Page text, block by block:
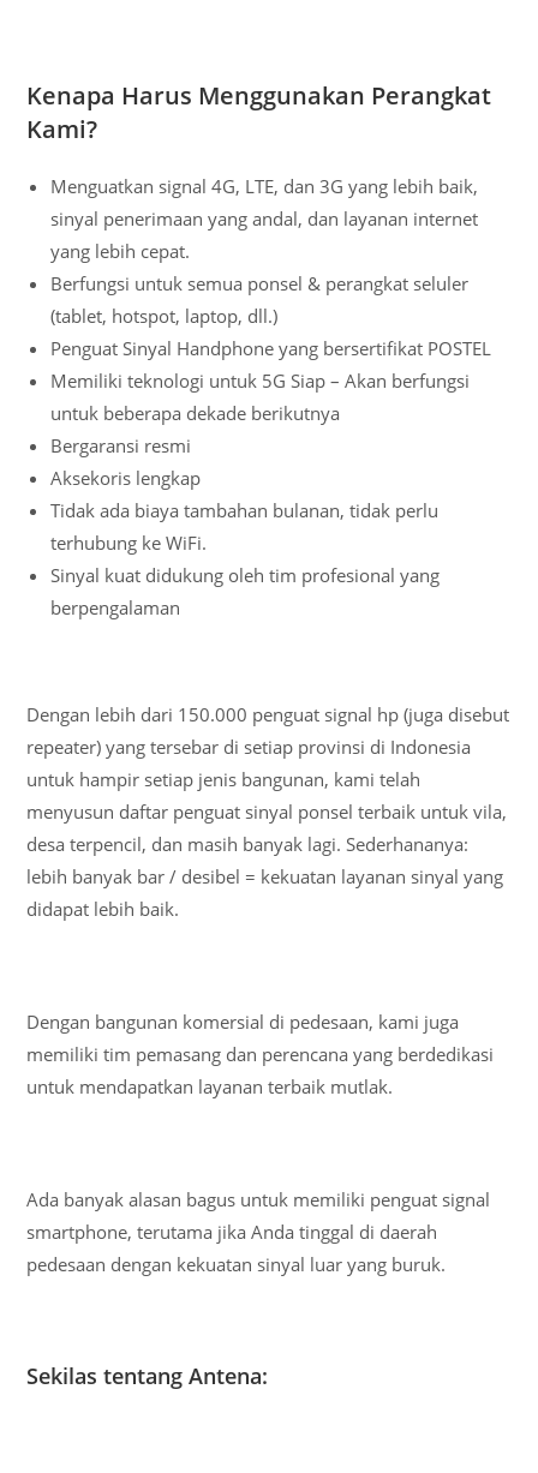
Kenapa Harus Menggunakan Perangkat
Kami?
Menguatkan signal 4G, LTE, dan 3G yang lebih baik,
sinyal penerimaan yang andal, dan layanan internet
yang lebih cepat.
Berfungsi untuk semua ponsel & perangkat seluler
(tablet, hotspot, laptop, dll.)
Penguat Sinyal Handphone yang bersertifikat POSTEL
Memiliki teknologi untuk 5G Siap – Akan berfungsi
untuk beberapa dekade berikutnya
Bergaransi resmi
Aksekoris lengkap
Tidak ada biaya tambahan bulanan, tidak perlu
terhubung ke WiFi.
Sinyal kuat didukung oleh tim profesional yang
berpengalaman
Dengan lebih dari 150.000 penguat signal hp (juga disebut
repeater) yang tersebar di setiap provinsi di Indonesia
untuk hampir setiap jenis bangunan, kami telah
menyusun daftar penguat sinyal ponsel terbaik untuk vila,
desa terpencil, dan masih banyak lagi. Sederhananya:
lebih banyak bar / desibel = kekuatan layanan sinyal yang
didapat lebih baik.
Dengan bangunan komersial di pedesaan, kami juga
memiliki tim pemasang dan perencana yang berdedikasi
untuk mendapatkan layanan terbaik mutlak.
Ada banyak alasan bagus untuk memiliki penguat signal
smartphone, terutama jika Anda tinggal di daerah
pedesaan dengan kekuatan sinyal luar yang buruk.
Sekilas tentang Antena: